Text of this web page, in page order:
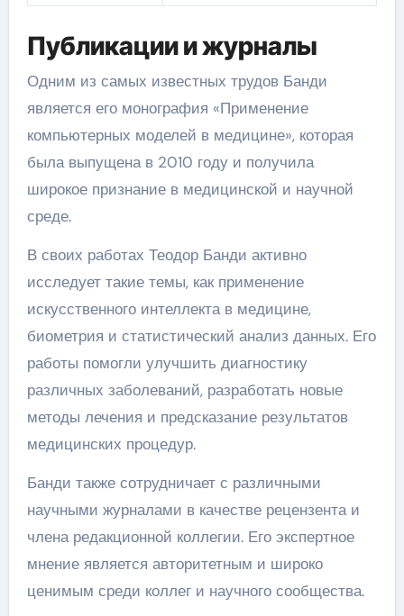
Публикации и журналы
Одним из самых известных трудов Банди
является его монография «Применение
компьютерных моделей в медицине», которая
была выпущена в 2010 году и получила
широкое признание в медицинской и научной
среде.
В своих работах Теодор Банди активно
исследует такие темы, как применение
искусственного интеллекта в медицине,
биометрия и статистический анализ данных. Его
работы помогли улучшить диагностику
различных заболеваний, разработать новые
методы лечения и предсказание результатов
медицинских процедур.
Банди также сотрудничает с различными
научными журналами в качестве рецензента и
члена редакционной коллегии. Его экспертное
мнение является авторитетным и широко
ценимым среди коллег и научного сообщества.